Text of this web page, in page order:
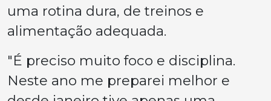
uma rotina dura, de treinos e
alimentação adequada.
"É preciso muito foco e disciplina.
Neste ano me preparei melhor e